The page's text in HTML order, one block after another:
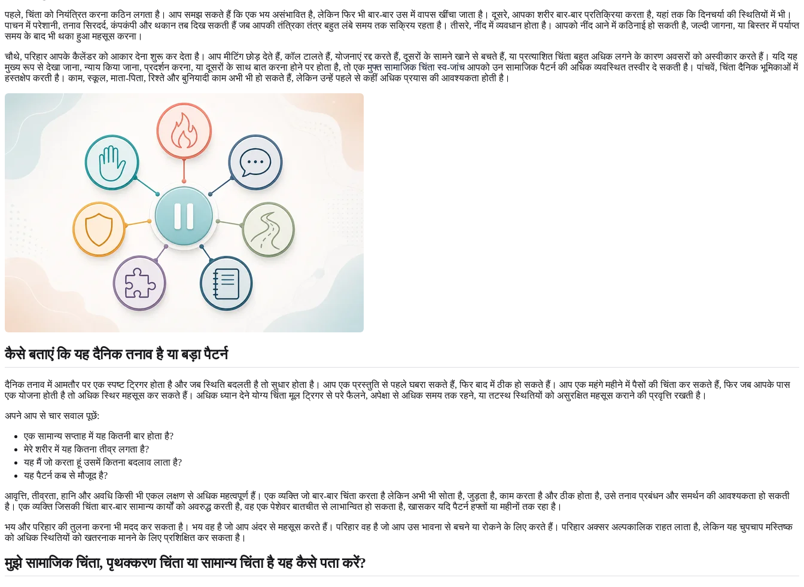
पहले, चिंता को नियंत्रित करना कठिन लगता है। आप समझ सकते हैं कि एक भय असंभावित है, लेकिन फिर भी बार-बार उस में वापस खींचा जाता है। दूसरे, आपका शरीर बार-बार प्रतिक्रिया करता है, यहां तक कि दिनचर्या की स्थितियों में भी।
पाचन में परेशानी, तनाव सिरदर्द, कंपकंपी और थकान तब दिख सकती हैं जब आपकी तंत्रिका तंत्र बहुत लंबे समय तक सक्रिय रहता है। तीसरे, नींद में व्यवधान होता है। आपको नींद आने में कठिनाई हो सकती है, जल्दी जागना, या बिस्तर में पर्याप्त
समय के बाद भी थका हुआ महसूस करना।
चौथे, परिहार आपके कैलेंडर को आकार देना शुरू कर देता है। आप मीटिंग छोड़ देते हैं, कॉल टालते हैं, योजनाएं रद्द करते हैं, दूसरों के सामने खाने से बचते हैं, या प्रत्याशित चिंता बहुत अधिक लगने के कारण अवसरों को अस्वीकार करते हैं। यदि यह
मुख्य रूप से देखा जाना, न्याय किया जाना, प्रदर्शन करना, या दूसरों के साथ बात करना होने पर होता है, तो एकमुफ्त सामाजिक चिंता स्व-जांच आपको उन सामाजिक पैटर्न की अधिक व्यवस्थित तस्वीर दे सकती है। पांचवें, चिंता दैनिक भूमिकाओं में
हस्तक्षेप करती है। काम, स्कूल, माता-पिता, रिश्ते और बुनियादी काम अभी भी हो सकते हैं, लेकिन उन्हें पहले से कहीं अधिक प्रयास की आवश्यकता होती है।
कैसे बताएं कि यह दैनिक तनाव है या बड़ा पैटर्न
दैनिक तनाव में आमतौर पर एक स्पष्ट ट्रिगर होता है और जब स्थिति बदलती है तो सुधार होता है। आप एक प्रस्तुति से पहले घबरा सकते हैं, फिर बाद में ठीक हो सकते हैं। आप एक महंगे महीने में पैसों की चिंता कर सकते हैं, फिर जब आपके पास
एक योजना होती है तो अधिक स्थिर महसूस कर सकते हैं। अधिक ध्यान देने योग्य चिंता मूल ट्रिगर से परे फैलने, अपेक्षा से अधिक समय तक रहने, या तटस्थ स्थितियों को असुरक्षित महसूस कराने की प्रवृत्ति रखती है।
अपने आप से चार सवाल पूछें:
एक सामान्य सप्ताह में यह कितनी बार होता है?
मेरे शरीर में यह कितना तीव्र लगता है?
यह मैं जो करता हूं उसमें कितना बदलाव लाता है?
यह पैटर्न कब से मौजूद है?
आवृत्ति, तीव्रता, हानि और अवधि किसी भी एकल लक्षण से अधिक महत्वपूर्ण हैं। एक व्यक्ति जो बार-बार चिंता करता है लेकिन अभी भी सोता है, जुड़ता है, काम करता है और ठीक होता है, उसे तनाव प्रबंधन और समर्थन की आवश्यकता हो सकती
है। एक व्यक्ति जिसकी चिंता बार-बार सामान्य कार्यों को अवरुद्ध करती है, वह एक पेशेवर बातचीत से लाभान्वित हो सकता है, खासकर यदि पैटर्न हफ्तों या महीनों तक रहा है।
भय और परिहार की तुलना करना भी मदद कर सकता है। भय वह है जो आप अंदर से महसूस करते हैं। परिहार वह है जो आप उस भावना से बचने या रोकने के लिए करते हैं। परिहार अक्सर अल्पकालिक राहत लाता है, लेकिन यह चुपचाप मस्तिष्क
को अधिक स्थितियों को खतरनाक मानने के लिए प्रशिक्षित कर सकता है।
मुझे सामाजिक चिंता, पृथक्करण चिंता या सामान्य चिंता है यह कैसे पता करें?